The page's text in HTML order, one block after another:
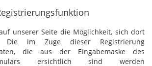
unserer Seite die Möglichkeit, sich dort
Die im Zuge dieser Registrierung
die aus der Eingabemaske des
ersichtlich sind werden